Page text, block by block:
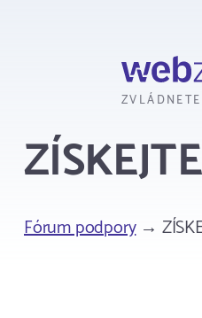
Fórum podpory→